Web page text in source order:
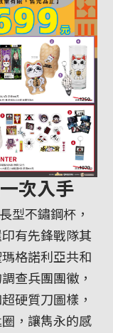
次入手
型不鏽鋼杯，
有先鋒戰隊其
格諾利亞共和
查兵團團徽，
硬質刀圖樣，
圈，讓雋永的感